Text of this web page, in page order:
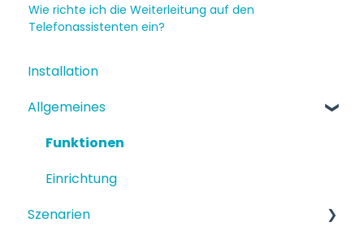
Wie richte ich die Weiterleitung auf den
Telefonassistenten ein?
Installation
Allgemeines
Funktionen
Einrichtung
Szenarien